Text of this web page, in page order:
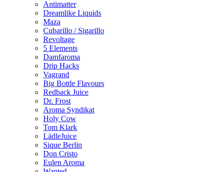
Antimatter
Dreamlike Liquids
Maza
Cubarillo / Sigarillo
Revoltage
5 Elements
Damfaroma
Drip Hacks
Vagrand
Big Bottle Flavours
Redback Juice
Dr. Frost
Aroma Syndikat
Holy Cow
Tom Klark
LädleJuice
Sique Berlin
Don Cristo
Eulen Aroma